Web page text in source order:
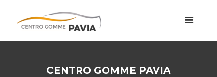
CENTRO GOMME PAVIA